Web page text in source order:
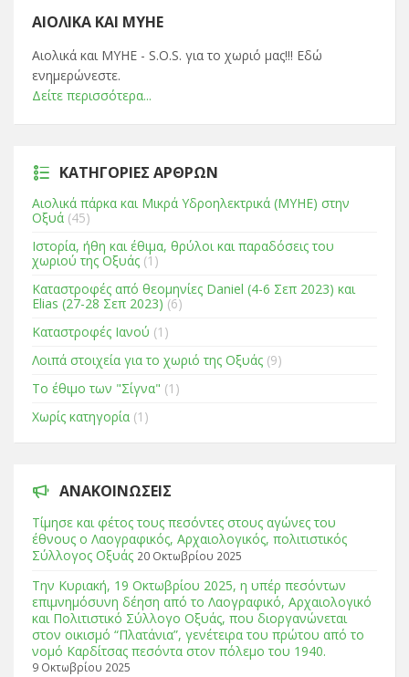
ΑΙΟΛΙΚΆ ΚΑΙ ΜΥΗΕ
Αιολικά και ΜΥΗΕ - S.O.S. για το χωριό μας!!! Εδώ
ενημερώνεστε.
Δείτε περισσότερα...
ΚΑΤΗΓΟΡΊΕΣ ΆΡΘΡΩΝ
Αιολικά πάρκα και Μικρά Υδροηλεκτρικά (ΜΥΗΕ) στην
Οξυά (45)
Ιστορία, ήθη και έθιμα, θρύλοι και παραδόσεις του
χωριού της Οξυάς (1)
Καταστροφές από θεομηνίες Daniel (4-6 Σεπ 2023) και
Elias (27-28 Σεπ 2023) (6)
Καταστροφές Ιανού (1)
Λοιπά στοιχεία για το χωριό της Οξυάς (9)
Το έθιμο των "Σίγνα" (1)
Χωρίς κατηγορία (1)
ΑΝΑΚΟΙΝΏΣΕΙΣ
Τίμησε και φέτος τους πεσόντες στους αγώνες του
έθνους ο Λαογραφικός, Αρχαιολογικός, πολιτιστικός
Σύλλογος Οξυάς 20 Οκτωβρίου 2025
Tην Κυριακή, 19 Οκτωβρίου 2025, η υπέρ πεσόντων
επιμνημόσυνη δέηση από το Λαογραφικό, Αρχαιολογικό
και Πολιτιστικό Σύλλογο Οξυάς, που διοργανώνεται
στον οικισμό “Πλατάνια”, γενέτειρα του πρώτου από το
νομό Καρδίτσας πεσόντα στον πόλεμο του 1940.
9 Οκτωβρίου 2025